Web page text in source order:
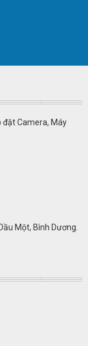
đặt Camera, Máy
Một, Bình Dương.